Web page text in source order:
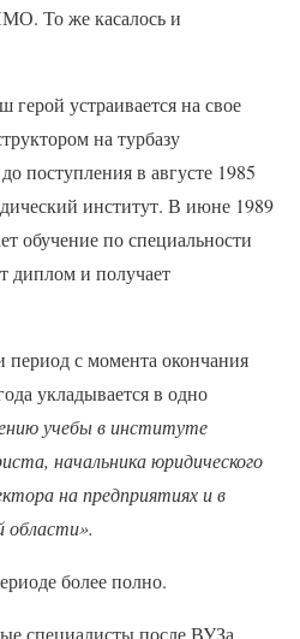
То же касалось и
устраивается на свое
на турбазу
поступления в августе 1985
институт. В июне 1989
обучение по специальности
диплом и получает
с момента окончания
укладывается в одно
учебы в институте
начальника юридического
на предприятиях и в
области».
более полно.